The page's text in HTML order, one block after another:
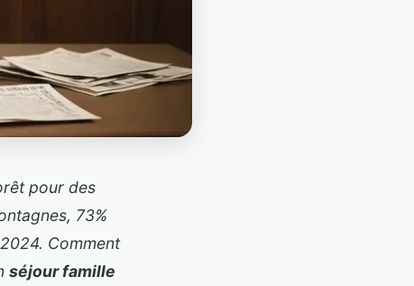
pour des
73%
Comment
séjour famille